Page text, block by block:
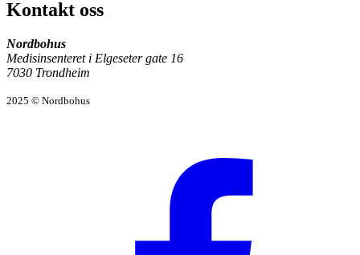
Kontakt oss
Nordbohus
Medisinsenteret i Elgeseter gate 16
7030 Trondheim
2025 © Nordbohus